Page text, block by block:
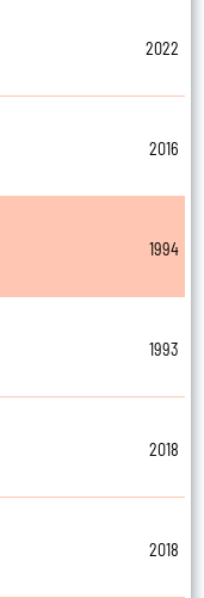
2022
2016
1994
1993
2018
2018